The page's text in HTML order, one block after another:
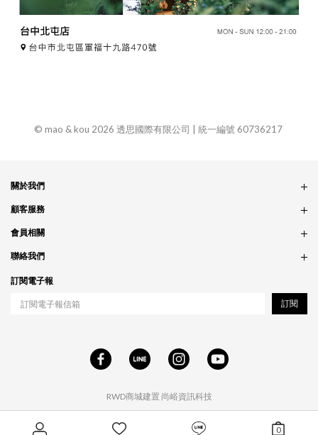
0
© mao & kou 2026 透思國際有限公司 | 統一編號 60736217
RWD商城建置 尚峪資訊科技
關於我們
品牌故事
銷售據點
隱私政策
食品法規
顧客服務
訂單問題
付款問題
配送問題
退貨問題
會員相關
會員制度
紅利制度
聯絡我們
合作相關
工作職缺
訂閱電子報
訂閱